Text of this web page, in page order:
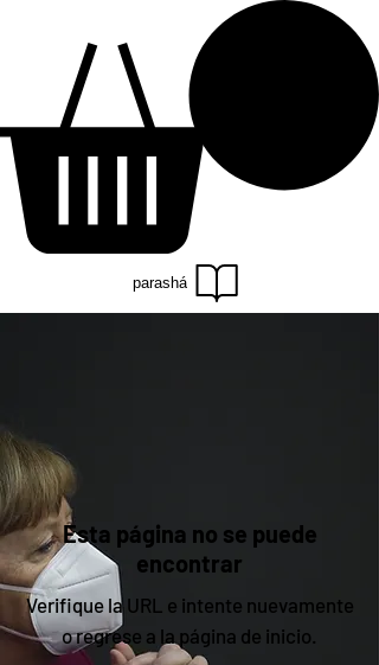
parashá
Esta página no se puede
encontrar
Verifique la URL e intente nuevamente
o regrese a la página de inicio.